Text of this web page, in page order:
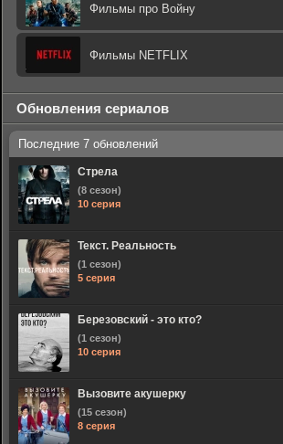
Фильмы про Войну
Фильмы NETFLIX
Обновления сериалов
Стрела
(8 сезон)
10 серия
Текст. Реальность
(1 сезон)
5 серия
Березовский - это кто?
(1 сезон)
10 серия
Вызовите акушерку
(15 сезон)
8 серия